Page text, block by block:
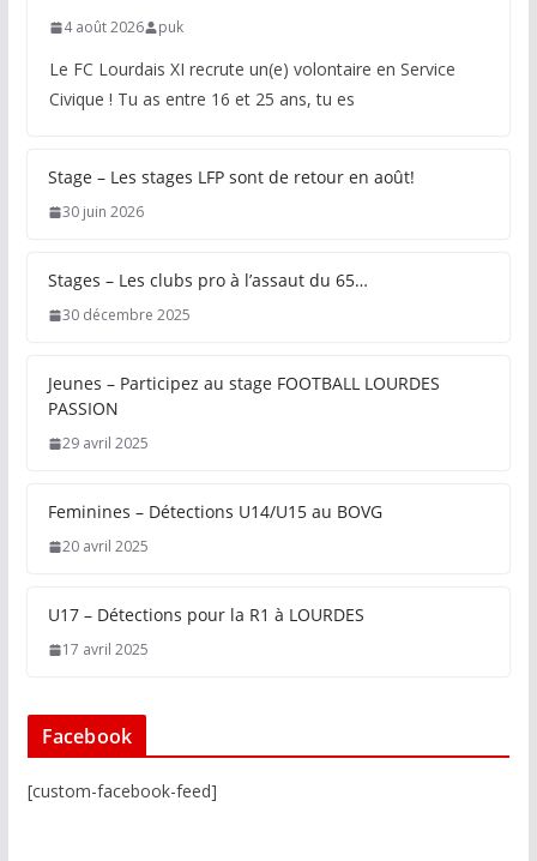
4 août 2026 puk
Le FC Lourdais XI recrute un(e) volontaire en Service
Civique ! Tu as entre 16 et 25 ans, tu es
Stage – Les stages LFP sont de retour en août!
30 juin 2026
Stages – Les clubs pro à l’assaut du 65…
30 décembre 2025
Jeunes – Participez au stage FOOTBALL LOURDES
PASSION
29 avril 2025
Feminines – Détections U14/U15 au BOVG
20 avril 2025
U17 – Détections pour la R1 à LOURDES
17 avril 2025
Facebook
[custom-facebook-feed]